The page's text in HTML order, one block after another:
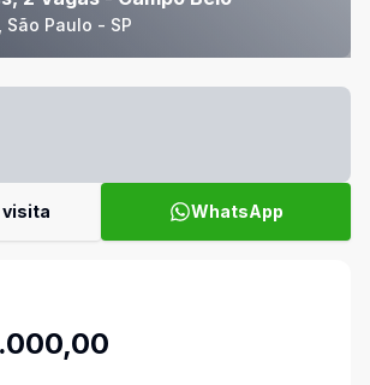
São Paulo - SP
visita WhatsApp